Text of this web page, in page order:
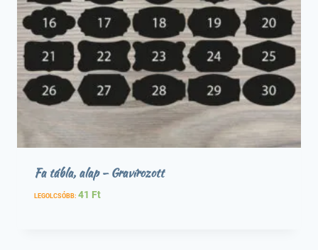
Fa tábla, alap – Gravírozott
LEGOLCSÓBB: 41 Ft